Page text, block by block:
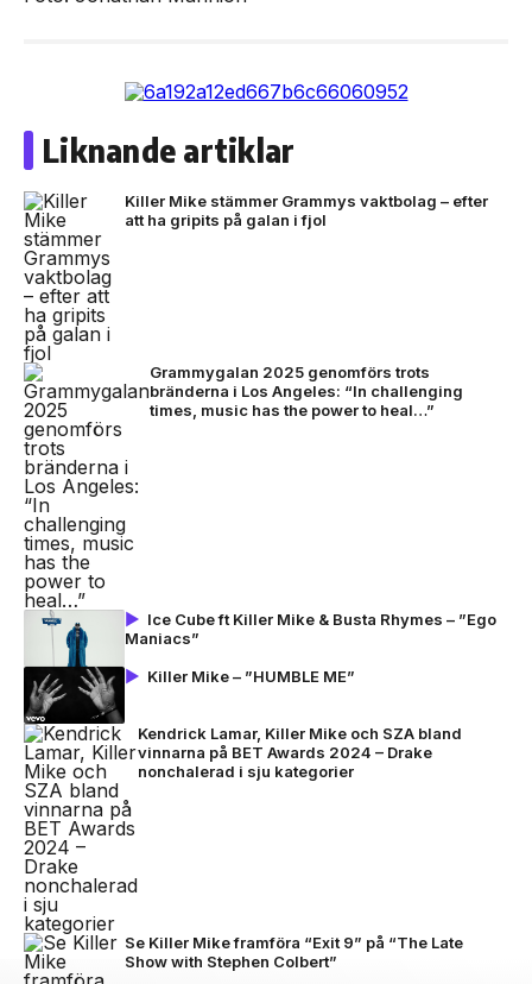
Liknande artiklar
Killer Mike stämmer Grammys vaktbolag – efter
att ha gripits på galan i fjol
Grammygalan 2025 genomförs trots
bränderna i Los Angeles: “In challenging
times, music has the power to heal…”
Ice Cube ft Killer Mike & Busta Rhymes – ”Ego
Maniacs”
Killer Mike – ”HUMBLE ME”
Kendrick Lamar, Killer Mike och SZA bland
vinnarna på BET Awards 2024 – Drake
nonchalerad i sju kategorier
Se Killer Mike framföra “Exit 9” på “The Late
Show with Stephen Colbert”